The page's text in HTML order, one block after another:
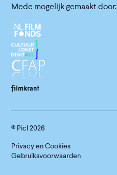
Mede mogelijk gemaakt door:
© Picl2026
Privacy en Cookies
Gebruiksvoorwaarden